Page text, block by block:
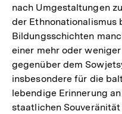
nach Umgestaltungen
der Ethnonationalismus
Bildungsschichten
einer mehr oder
gegenüber dem
insbesondere für die
lebendige Erinnerung
staatlichen